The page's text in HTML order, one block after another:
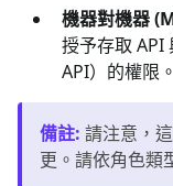
機器對機器
授予存取
API）的權限。
備註: 請注意，
更。請依角色類